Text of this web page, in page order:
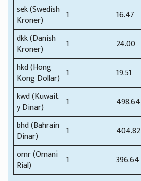
sek (Swedish
Kroner)
1 16.47
dkk (Danish
Kroner)
1 24.00
hkd (Hong
Kong Dollar) 1 19.51
kwd (Kuwait
y Dinar)
1 498.64
bhd (Bahrain
Dinar)
1 404.82
omr (Omani
Rial)
1 396.64